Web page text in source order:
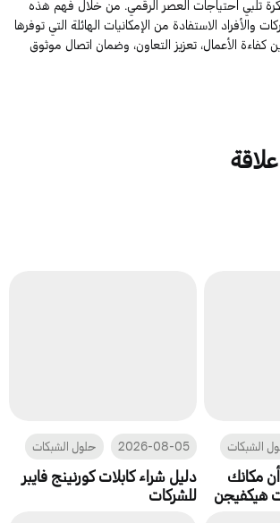
والأفراد الاستفادة من الإمكانيات الهائلة التي توفرها
الأعمال، تعزيز التعاون، وضمان اتصال موثوق
الشبكات
مكانك
هيكفيجن
2026-08-05 حلول الشبكات
دليل شراء كابلات كورنينج فايبر
للشركات